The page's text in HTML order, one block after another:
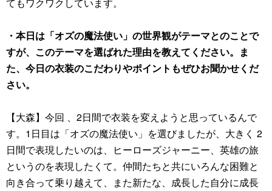
・本日は「オズの魔法使い」の世界観がテーマとのことで
すが、このテーマを選ばれた理由を教えてください。ま
た、今日の衣装のこだわりやポイントもぜひお聞かせくだ
さい。
【大森】今回 、2日間で衣装を変えようと思っているんで
す。1日目は「オズの魔法使い」を選びましたが、大きく 2
日間で表現したいのは、ヒーローズジャーニー、英雄の旅
というのを表現したくて。仲間たちと共にいろんな困難と
向き合って乗り越えて、また新たな、成長した自分に成長